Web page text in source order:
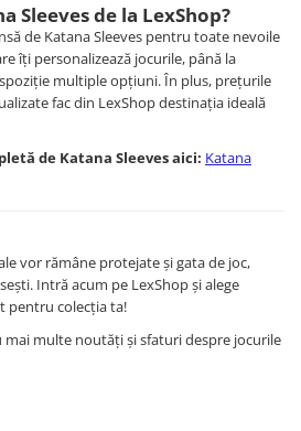
Sleeves de la LexShop?
de Katana Sleeves pentru toate nevoile
îți personalizează jocurile, până la
multiple opțiuni. În plus, prețurile
fac din LexShop destinația ideală
de Katana Sleeves aici: Katana
vor rămâne protejate și gata de joc,
Intră acum pe LexShop și alege
pentru colecția ta!
mai multe noutăți și sfaturi despre jocurile